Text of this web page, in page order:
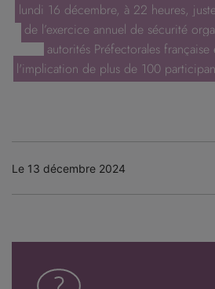
lundi 16 décembre, à 22 heures,
de l’exercice annuel de sécurité
autorités Préfectorales
l'implication de plus de 100
Le 13 décembre 2024